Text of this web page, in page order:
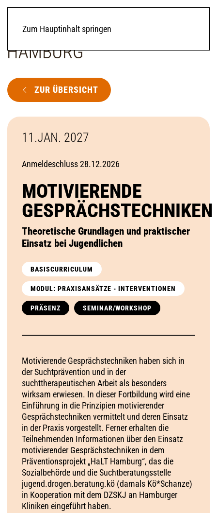
Zum Hauptinhalt springen
ZUR ÜBERSICHT
11.JAN. 2027
Anmeldeschluss 28.12.2026
MOTIVIERENDE
GESPRÄCHSTECHNIKEN
Theoretische Grundlagen und praktischer
Einsatz bei Jugendlichen
BASISCURRICULUM
MODUL: PRAXISANSÄTZE - INTERVENTIONEN
PRÄSENZ SEMINAR/WORKSHOP
Motivierende Gesprächstechniken haben sich in
der Suchtprävention und in der
suchttherapeutischen Arbeit als besonders
wirksam erwiesen. In dieser Fortbildung wird eine
Einführung in die Prinzipien motivierender
Gesprächstechniken vermittelt und deren Einsatz
in der Praxis vorgestellt. Ferner erhalten die
Teilnehmenden Informationen über den Einsatz
motivierender Gesprächstechniken in dem
Präventionsprojekt „HaLT Hamburg“, das die
Sozialbehörde und die Suchtberatungsstelle
jugend.drogen.beratung.kö (damals Kö*Schanze)
in Kooperation mit dem DZSKJ an Hamburger
Kliniken eingeführt haben.